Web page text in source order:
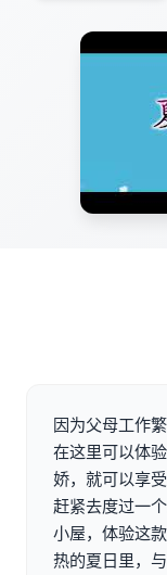
因为父母工作
在这里可以体
娇，就可以享
赶紧去度过一
小屋，体验这
热的夏日里，